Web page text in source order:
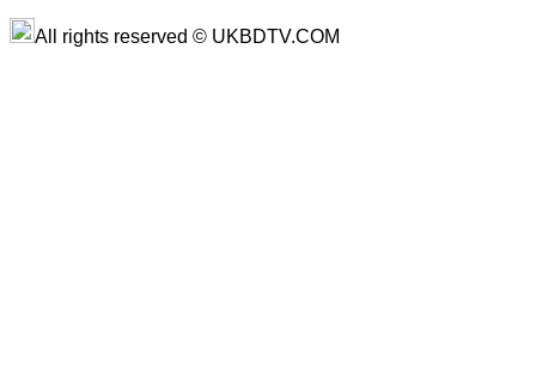
All rights reserved © UKBDTV.COM